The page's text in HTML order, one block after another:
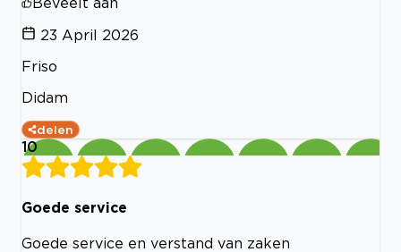
23 April 2026
Friso
Didam
delen
10
Goede service
Goede service en verstand van zaken